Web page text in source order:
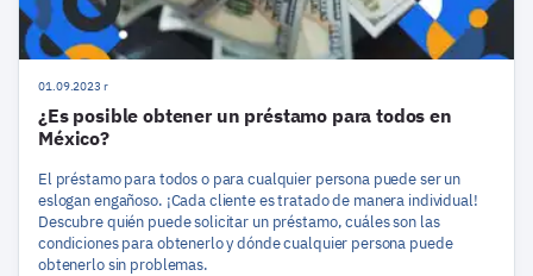
01.09.2023 r
¿Es posible obtener un préstamo para todos en
México?
El préstamo para todos o para cualquier persona puede ser un
eslogan engañoso. ¡Cada cliente es tratado de manera individual!
Descubre quién puede solicitar un préstamo, cuáles son las
condiciones para obtenerlo y dónde cualquier persona puede
obtenerlo sin problemas.